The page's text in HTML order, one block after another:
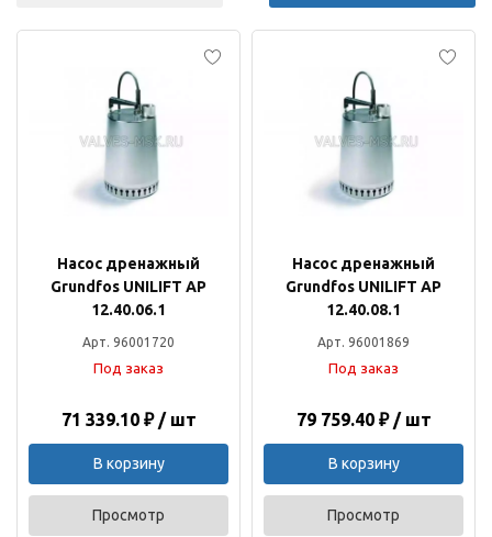
Насос дренажный
Grundfos UNILIFT AP
12.40.06.1
Арт. 96001720
Под заказ
71 339.10 ₽ / шт
В корзину
Просмотр
Насос дренажный
Grundfos UNILIFT AP
12.40.08.1
Арт. 96001869
Под заказ
79 759.40 ₽ / шт
В корзину
Просмотр